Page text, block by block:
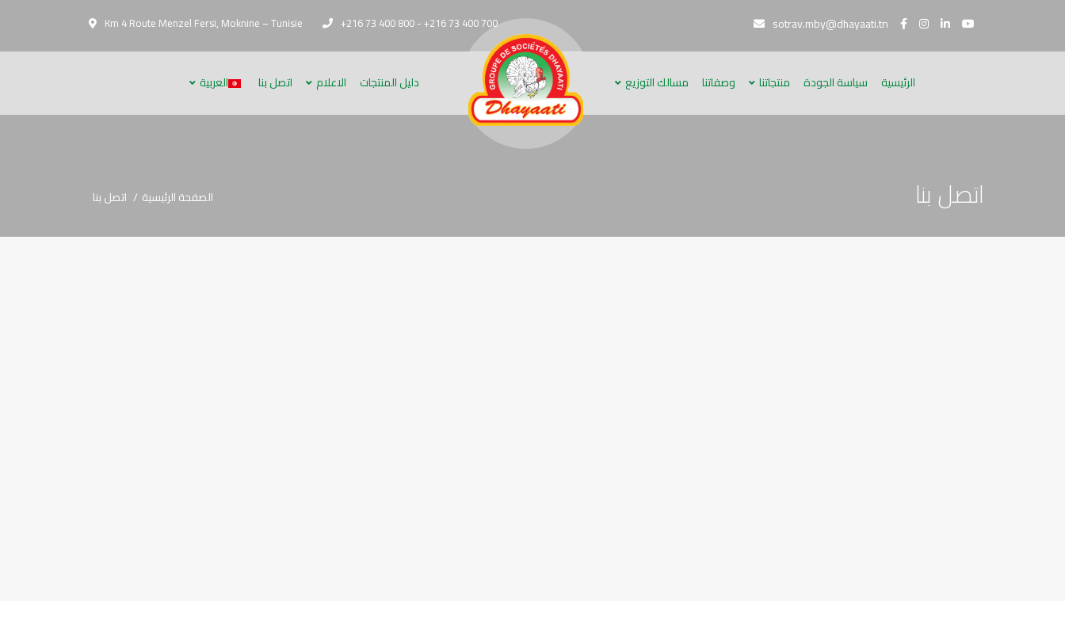
Km 4 Route Menzel Fersi, Moknine – Tunisie +216 73 400 800 - +216 73 400 700 sotrav.mby@dhayaati.tn
الرئيسية سياسة الجودة منتجاتنا وصفاتنا مسالك التوزيع دليل المنتجات الاعلام اتصل بنا العربية
اتصل بنا الصفحة الرئيسية اتصل بنا